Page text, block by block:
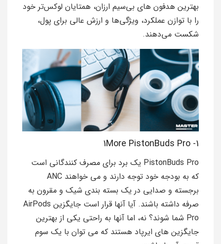
بهترین هدفون های بی‌سیم ارزان، همتایان لوکس‌تر خود
را با توازن عملکرد، ویژگی‌ها و ارزش عالی برای پول،
شکست می‌دهند.
1- 1More PistonBuds Pro
PistonBuds Pro یک برد برای مصرف کنندگانی است
که به بودجه خود توجه دارند و می خواهند ANC
برجسته و صدایی در یک بسته بندی شیک و مقرون به
صرفه داشته باشند. آیا آنها قرار است جایگزین AirPods
Pro شما شوند؟ نه، اما آنها به راحتی یکی از بهترین
جایگزین های ایرپاد هستند که می توان با یک سوم